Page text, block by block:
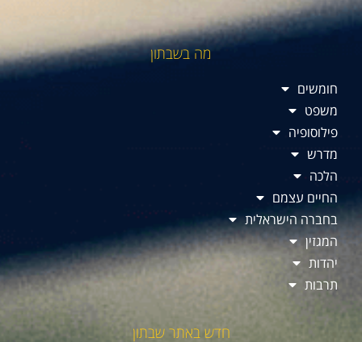
מה בשבתון
חומשים
משפט
פילוסופיה
מדרש
הלכה
החיים עצמם
בחברה הישראלית
המגזין
יהדות
תרבות
חדש באתר שבתון